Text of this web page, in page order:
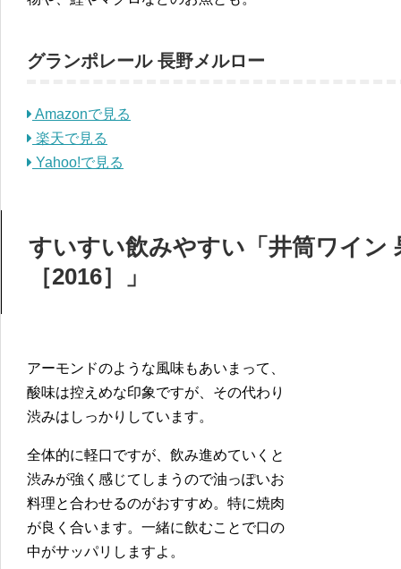
グランポレール 長野メルロー
Amazonで見る
楽天で見る
Yahoo!で見る
すいすい飲みやすい「井筒ワイン
［2016］」
アーモンドのような風味もあいまって、
酸味は控えめな印象ですが、その代わり
渋みはしっかりしています。
全体的に軽口ですが、飲み進めていくと
渋みが強く感じてしまうので油っぽいお
料理と合わせるのがおすすめ。特に焼肉
が良く合います。一緒に飲むことで口の
中がサッパリしますよ。